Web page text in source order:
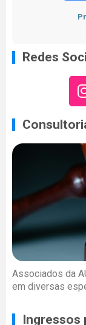
Redes
Associados da
em diversas
Ingressos